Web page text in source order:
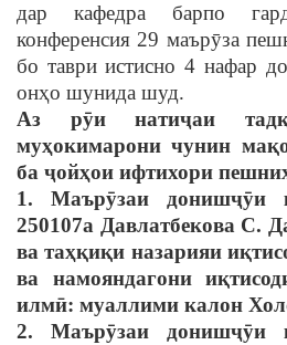
дар кафедра барпо
конференсия 29 маърӯза
бо таври истисно 4 нафар
онҳо шунида шуд.
Аз рӯи натиҷаи
муҳокимарони чунин
ба ҷойҳои ифтихори
1. Маърӯзаи донишҷӯи
250107а Давлатбекова С.
ва таҳқиқи назарияи
ва намояндагони
илмӣ: муаллими калон
2. Маърӯзаи донишҷӯи